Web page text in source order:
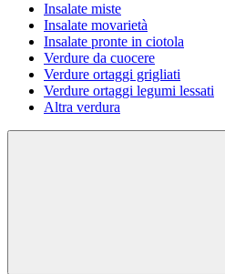
Insalate miste
Insalate movarietà
Insalate pronte in ciotola
Verdure da cuocere
Verdure ortaggi grigliati
Verdure ortaggi legumi lessati
Altra verdura